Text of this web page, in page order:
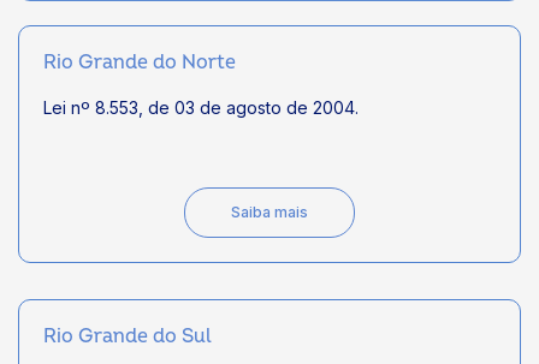
Rio Grande do Norte
Lei nº 8.553, de 03 de agosto de 2004.
Saiba mais
Rio Grande do Sul